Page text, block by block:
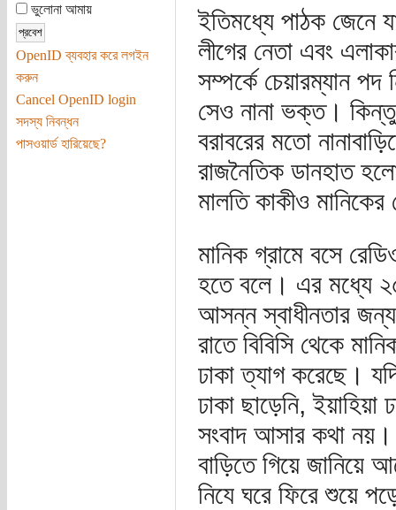
ভুলোনা আমায়
OpenID ব্যবহার করে লগইন
করুন
Cancel OpenID login
সদস্য নিবন্ধন
পাসওয়ার্ড হারিয়েছে?
ইতিমধ্যে পাঠক জেনে
লীগের নেতা এবং
সম্পর্কে চেয়ারম্যান পদ
সেও নানা ভক্ত। কিন্তু
বরাবরের মতো
রাজনৈতিক ডানহাত
মালতি কাকীও
মানিক গ্রামে বসে
হতে বলে। এর মধ্যে
আসন্ন স্বাধীনতার
রাতে বিবিসি থেকে
ঢাকা ত্যাগ করেছে।
ঢাকা ছাড়েনি,
সংবাদ আসার কথা নয়।
বাড়িতে গিয়ে
নিযে ঘরে ফিরে শুয়ে